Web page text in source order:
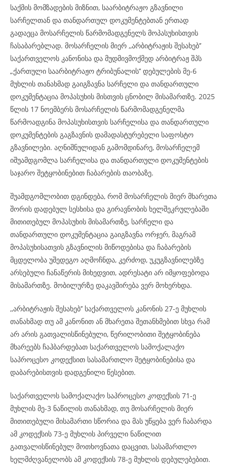
საქმის მომზადების მიზნით, საარბიტრაჟო გზავნილი
სარჩელთან და თანდართულ დოკუმენტებთან ერთად
გადაეცა მოსარჩელის წარმომადგენელს მოპასუხისთვის
ჩასაბარებლად. მოსარჩელის მიერ ,,არბიტრაჟის შესახებ’’
საქართველოს კანონისა და მუდმივმოქმედ არბიტრაჟ შპს
„ქართული საარბიტრაჟო ტრიბუნალის’’ დებულების მე-6
მუხლის თანახმად გაიგზავნა სარჩელი და თანდართული
დოკუმენტაცია მოპასუხის მისთვის ცნობილ მისამართზე. 2025
წლის 17 ნოემბერს მოსარჩელის წარმომადგენელმა
წარმოადგინა მოპასუხისთვის სარჩელისა და თანდართული
დოკუმენტების გაგზავნის დამადასტურებელი საფოსტო
გზავნილები. აღნიშნულიდან გამომდინარე, მოსარჩელემ
იშუამდგომლა სარჩელისა და თანდართული დოკუმენტების
საჯარო შეტყობინებით ჩაბარების თაობაზე.
შუამდგომლობით დგინდება, რომ მოსარჩელის მიერ მხარეთა
შორის დადებულ სესხისა და გირავნობის ხელშეკრულებაში
მითითებულ მოპასუხის მისამართზე, სარჩელი და
თანდართული დოკუმენტაცია გაიგზავნა ორჯერ, მაგრამ
მოპასუხისათვის გზავნილის მიწოდებისა და ჩაბარების
მცდელობა უშედეგო აღმოჩნდა, კერძოდ, უკუგზავნილებზე
არსებული ჩანაწერის მიხედვით, ადრესატი არ იმყოფებოდა
მისამართზე. მობილურზე დაკავშირება ვერ მოხერხდა.
,,არბიტრაჟის შესახებ’’ საქართველოს კანონის 27-ე მუხლის
თანახმად თუ ამ კანონით ან მხარეთა შეთანხმებით სხვა რამ
არ არის გათვალისწინებული, წერილობითი შეტყობინება
მხარეებს ჩაჰბარდებათ საქართველოს სამოქალაქო
საპროცესო კოდექსით სასამართლო შეტყობინებისა და
დაბარებისთვის დადგენილი წესებით.
საქართველოს სამოქალაქო საპროცესო კოდექსის 71-ე
მუხლის მე-3 ნაწილის თანახმად, თუ მოსარჩელის მიერ
მითითებული მისამართი სწორია და მას უწყება ვერ ჩაბარდა
ამ კოდექსის 73-ე მუხლის პირველი ნაწილით
გათვალისწინებულ მოთხოვნათა დაცვით, სასამართლო
ხელმძღვანელობს ამ კოდექსის 78-ე მუხლის დებულებებით.